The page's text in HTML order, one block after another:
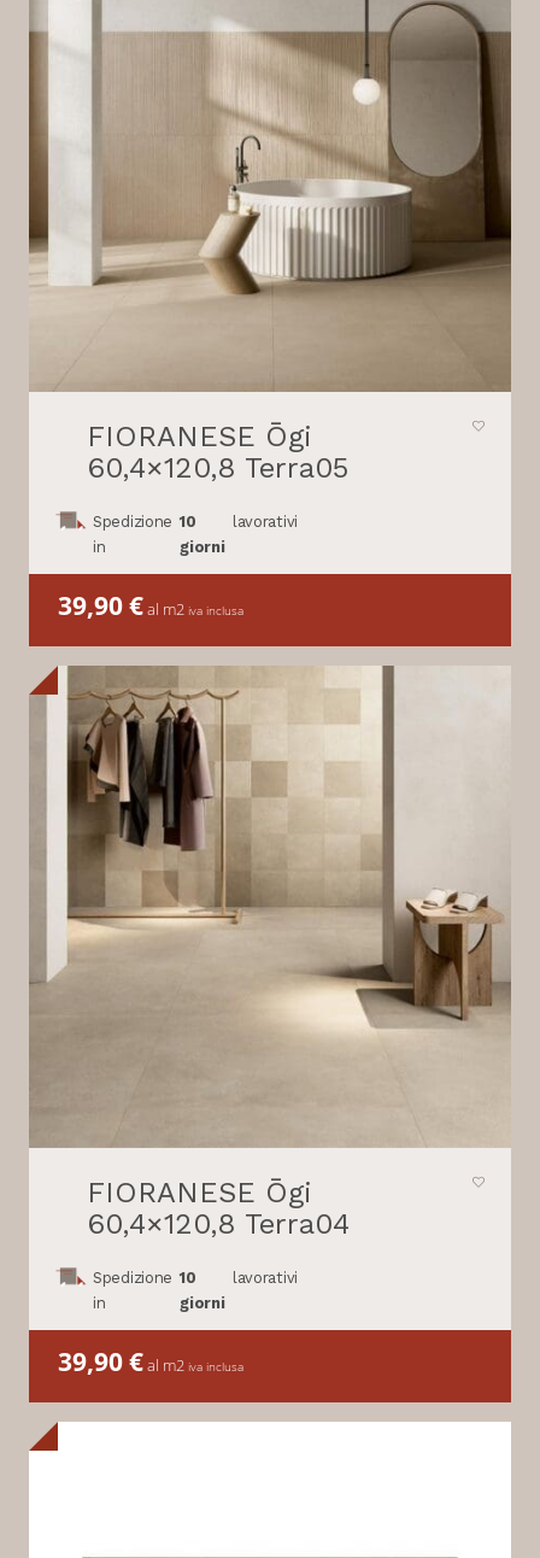
FIORANESE Ōgi
60,4×120,8 Terra05
Spedizione
in
10
giorni
lavorativi
39,90€al m2 iva inclusa
FIORANESE Ōgi
60,4×120,8 Terra04
Spedizione
in
10
giorni
lavorativi
39,90€al m2 iva inclusa